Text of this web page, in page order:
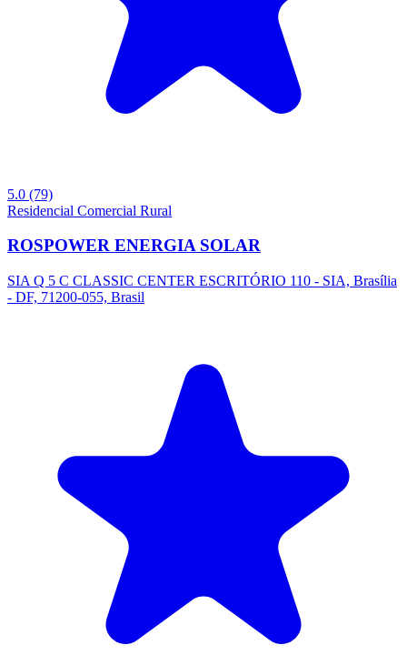
5.0 (79)
Residencial Comercial Rural
ROSPOWER ENERGIA SOLAR
SIA Q 5 C CLASSIC CENTER ESCRITÓRIO 110 - SIA, Brasília
- DF, 71200-055, Brasil